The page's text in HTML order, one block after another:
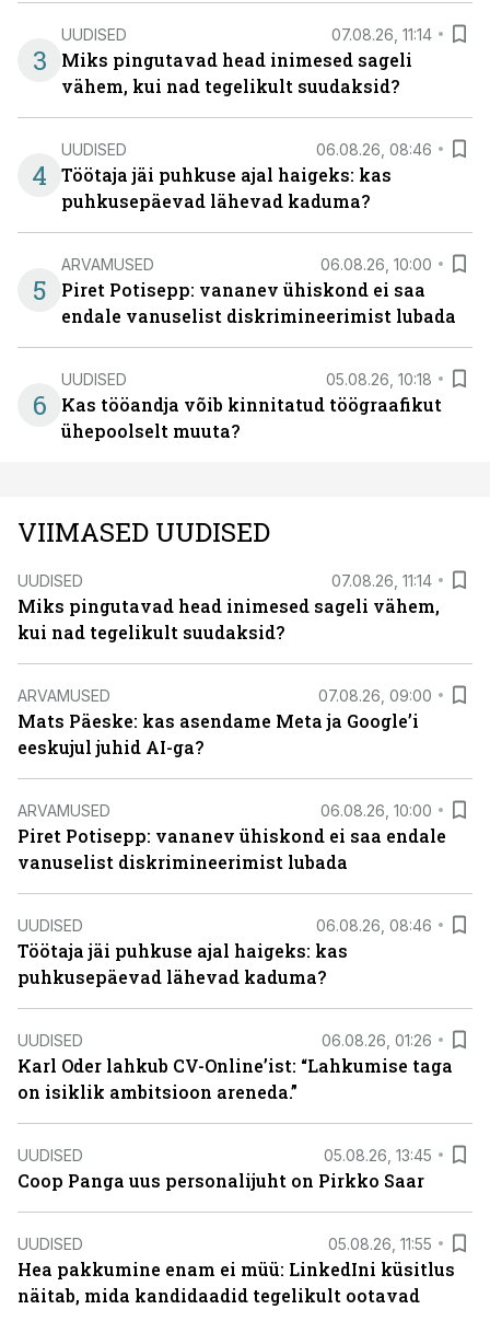
3
UUDISED 07.08.26, 11:14
Miks pingutavad head inimesed sageli
vähem, kui nad tegelikult suudaksid?
4
UUDISED 06.08.26, 08:46
Töötaja jäi puhkuse ajal haigeks: kas
puhkusepäevad lähevad kaduma?
5
ARVAMUSED 06.08.26, 10:00
Piret Potisepp: vananev ühiskond ei saa
endale vanuselist diskrimineerimist lubada
6
UUDISED 05.08.26, 10:18
Kas tööandja võib kinnitatud töögraafikut
ühepoolselt muuta?
VIIMASED UUDISED
UUDISED 07.08.26, 11:14
Miks pingutavad head inimesed sageli vähem,
kui nad tegelikult suudaksid?
ARVAMUSED 07.08.26, 09:00
Mats Päeske: kas asendame Meta ja Google’i
eeskujul juhid AI-ga?
ARVAMUSED 06.08.26, 10:00
Piret Potisepp: vananev ühiskond ei saa endale
vanuselist diskrimineerimist lubada
UUDISED 06.08.26, 08:46
Töötaja jäi puhkuse ajal haigeks: kas
puhkusepäevad lähevad kaduma?
UUDISED 06.08.26, 01:26
Karl Oder lahkub CV-Online’ist: “Lahkumise taga
on isiklik ambitsioon areneda.”
UUDISED 05.08.26, 13:45
Coop Panga uus personalijuht on Pirkko Saar
UUDISED 05.08.26, 11:55
Hea pakkumine enam ei müü: LinkedIni küsitlus
näitab, mida kandidaadid tegelikult ootavad